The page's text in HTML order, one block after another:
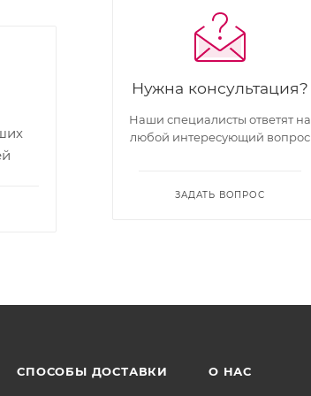
Нужна консультация?
Наши специалисты ответят на
любой интересующий вопрос
ЗАДАТЬ ВОПРОС
СПОСОБЫ ДОСТАВКИ О НАС